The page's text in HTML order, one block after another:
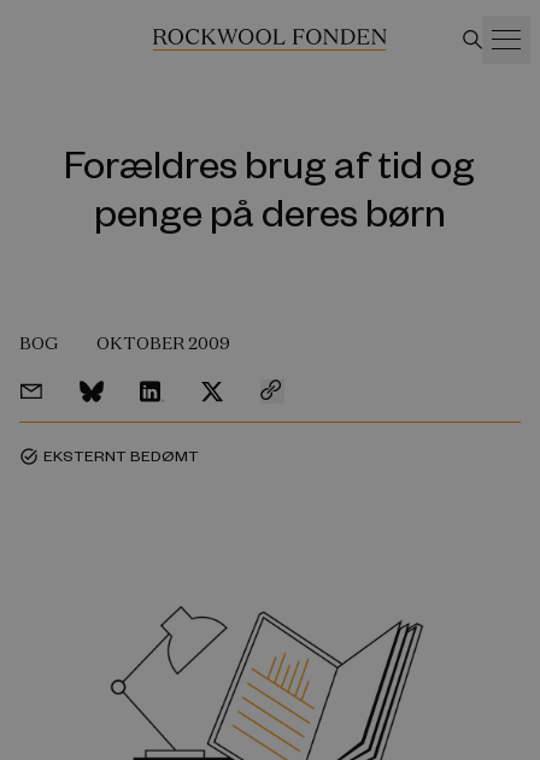
Forældres brug af tid og
penge på deres børn
BOG OKTOBER 2009
task_alt EKSTERNT BEDØMT